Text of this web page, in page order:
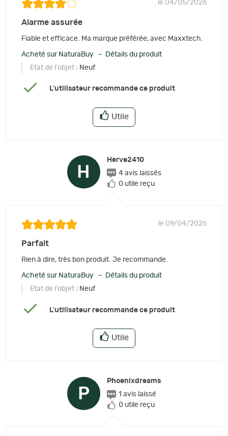
le 04/05/2026
Alarme assurée
Fiable et efficace. Ma marque préférée, avec Maxxtech.
Acheté sur NaturaBuy – Détails du produit
Etat de l'objet : Neuf
L'utilisateur recommande ce produit
Utile
H
Herve2410
4 avis laissés
0 utile reçu
le 09/04/2026
Parfait
Rien à dire, très bon produit. Je recommande.
Acheté sur NaturaBuy – Détails du produit
Etat de l'objet : Neuf
L'utilisateur recommande ce produit
Utile
P
Phoenixdreams
1 avis laissé
0 utile reçu